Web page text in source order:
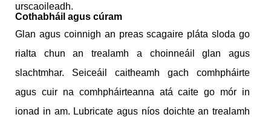
urscaoileadh.
Cothabháil agus cúram
Glan agus coinnigh an preas scagaire pláta sloda go
rialta chun an trealamh a choinneáil glan agus
slachtmhar. Seiceáil caitheamh gach comhpháirte
agus cuir na comhpháirteanna atá caite go mór in
ionad in am. Lubricate agus níos doichte an trealamh